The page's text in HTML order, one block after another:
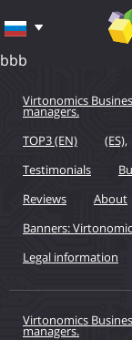
bbb
Virtonomics
managers.
TOP3 (EN)
(ES),
Testimonials
Reviews
About
Banners:
Legal information
Virtonomics
managers.